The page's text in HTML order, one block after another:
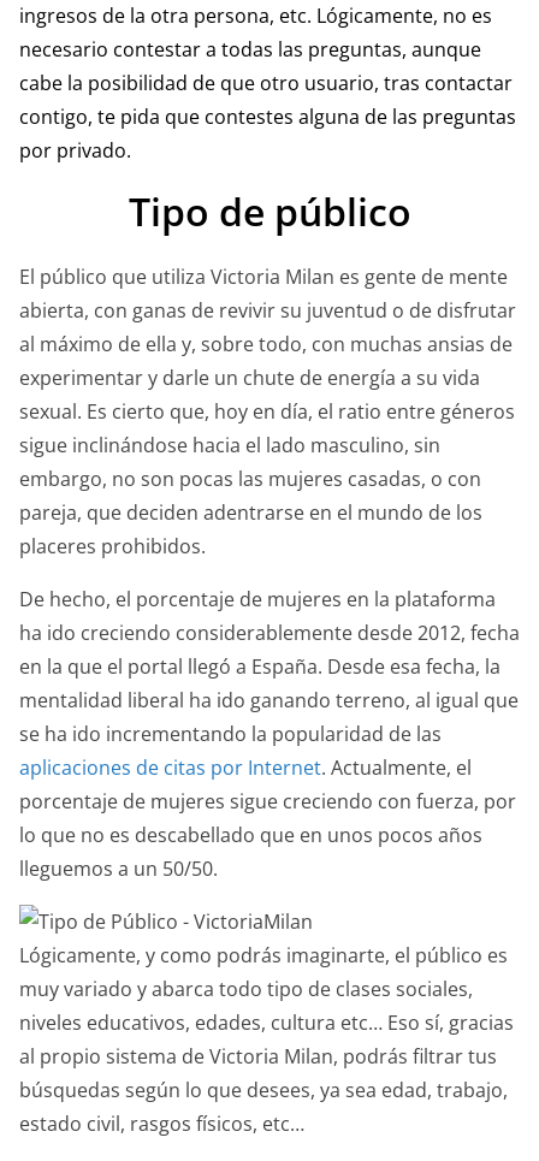
ingresos de la otra persona, etc. Lógicamente, no es
necesario contestar a todas las preguntas, aunque
cabe la posibilidad de que otro usuario, tras contactar
contigo, te pida que contestes alguna de las preguntas
por privado.
Tipo de público
El público que utiliza Victoria Milan es gente de mente
abierta, con ganas de revivir su juventud o de disfrutar
al máximo de ella y, sobre todo, con muchas ansias de
experimentar y darle un chute de energía a su vida
sexual. Es cierto que, hoy en día, el ratio entre géneros
sigue inclinándose hacia el lado masculino, sin
embargo, no son pocas las mujeres casadas, o con
pareja, que deciden adentrarse en el mundo de los
placeres prohibidos.
De hecho, el porcentaje de mujeres en la plataforma
ha ido creciendo considerablemente desde 2012, fecha
en la que el portal llegó a España. Desde esa fecha, la
mentalidad liberal ha ido ganando terreno, al igual que
se ha ido incrementando la popularidad de las
aplicaciones de citas por Internet. Actualmente, el
porcentaje de mujeres sigue creciendo con fuerza, por
lo que no es descabellado que en unos pocos años
lleguemos a un 50/50.
Lógicamente, y como podrás imaginarte, el público es
muy variado y abarca todo tipo de clases sociales,
niveles educativos, edades, cultura etc… Eso sí, gracias
al propio sistema de Victoria Milan, podrás filtrar tus
búsquedas según lo que desees, ya sea edad, trabajo,
estado civil, rasgos físicos, etc…